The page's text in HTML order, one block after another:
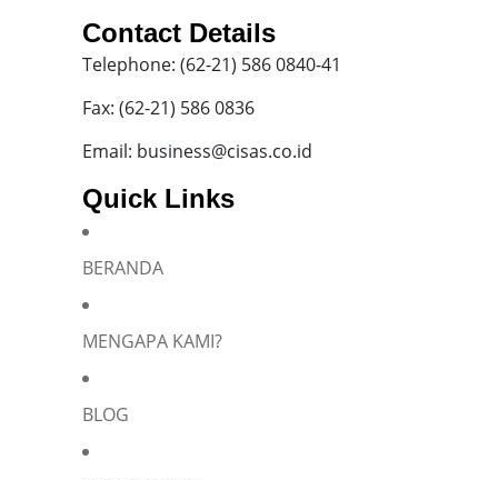
Contact Details
Telephone: (62-21) 586 0840-41
Fax: (62-21) 586 0836
Email: business@cisas.co.id
Quick Links
BERANDA
MENGAPA KAMI?
BLOG